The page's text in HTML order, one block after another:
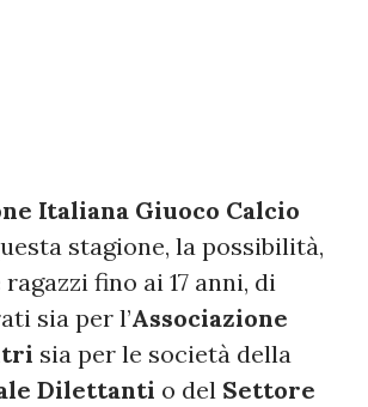
Italiana Giuoco Calcio
stagione, la possibilità,
fino ai 17 anni, di
sia per l’Associazione
sia per le società della
Dilettanti o del Settore